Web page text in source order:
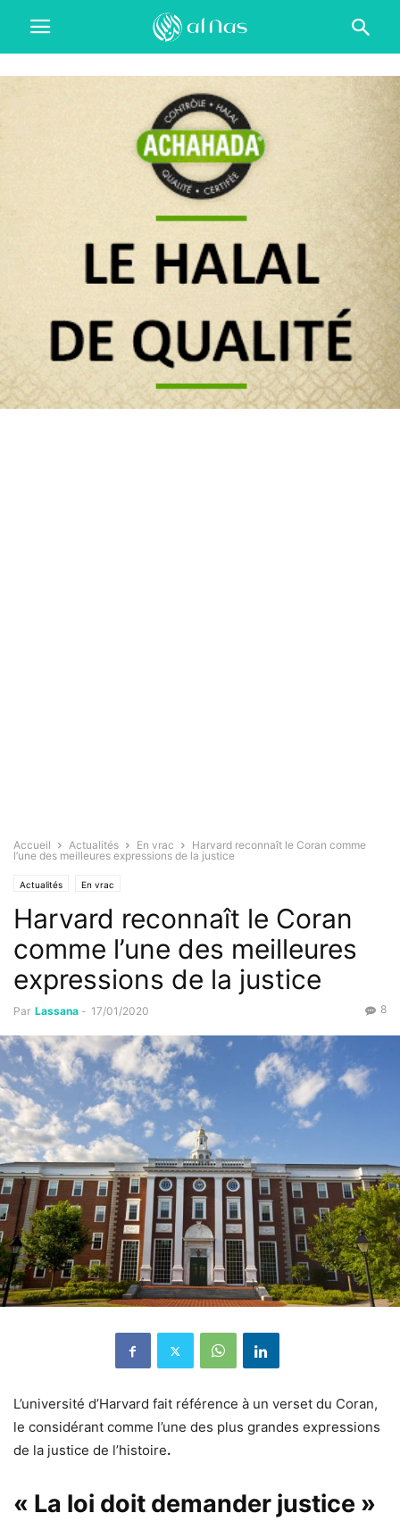
Accueil Actualités En vrac
Harvard reconnaît le Coran comme
l’une des meilleures expressions de la justice
Actualités En vrac
Harvard reconnaît le Coran
comme l’une des meilleures
expressions de la justice
Par Lassana - 17/01/2020 8
L’université d’Harvard fait référence à un verset du Coran,
le considérant comme l’une des plus grandes expressions
de la justice de l’histoire.
« La loi doit demander justice »